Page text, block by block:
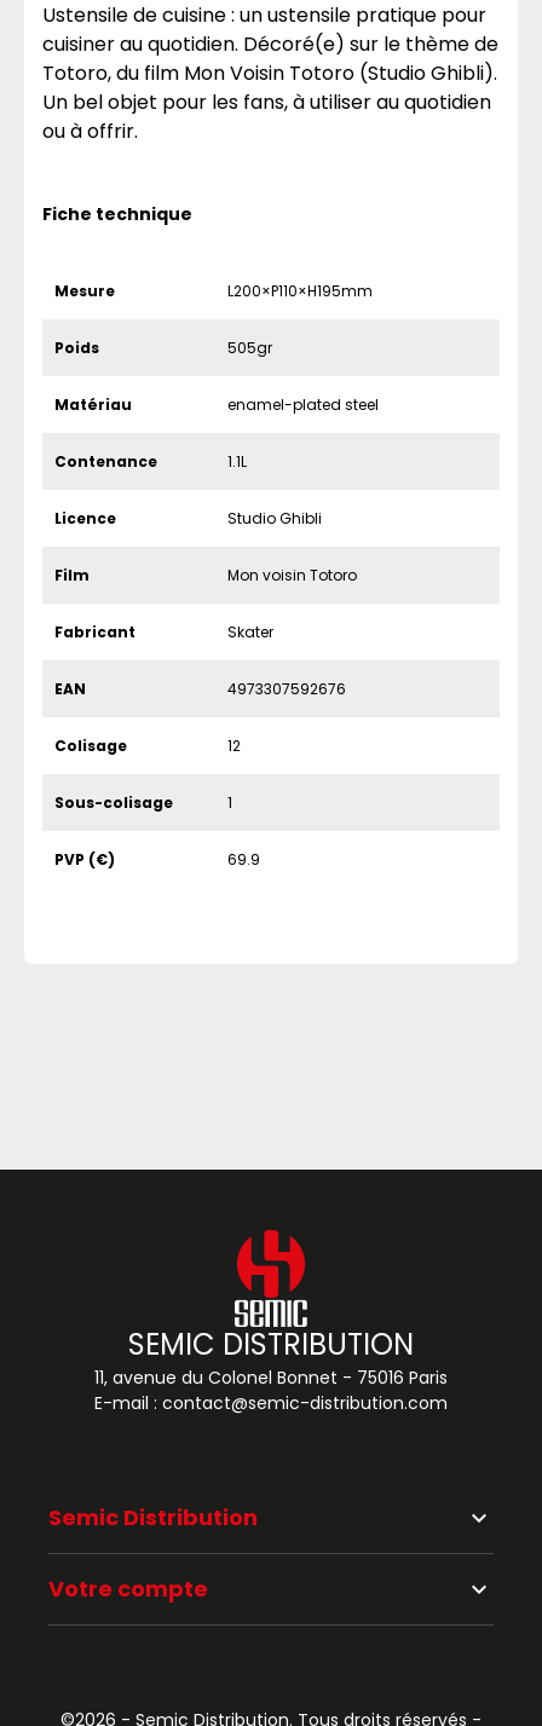
Ustensile de cuisine : un ustensile pratique pour
cuisiner au quotidien. Décoré(e) sur le thème de
Totoro, du film Mon Voisin Totoro (Studio Ghibli).
Un bel objet pour les fans, à utiliser au quotidien
ou à offrir.
Fiche technique
Mesure L200×P110×H195mm
Poids 505gr
Matériau enamel-plated steel
Contenance 1.1L
Licence Studio Ghibli
Film Mon voisin Totoro
Fabricant Skater
EAN 4973307592676
Colisage 12
Sous-colisage 1
PVP (€) 69.9
Semic Distribution keyboard_arrow_down
Votre compte keyboard_arrow_down
SEMIC DISTRIBUTION
11, avenue du Colonel Bonnet - 75016 Paris
E-mail : contact@semic-distribution.com
©2026 - Semic Distribution. Tous droits réservés -